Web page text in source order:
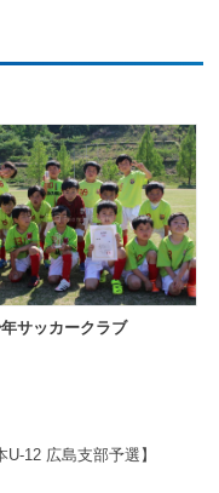
12 広島支部予選】
サッカークラブ